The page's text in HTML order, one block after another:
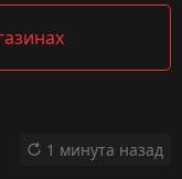
1 минута назад